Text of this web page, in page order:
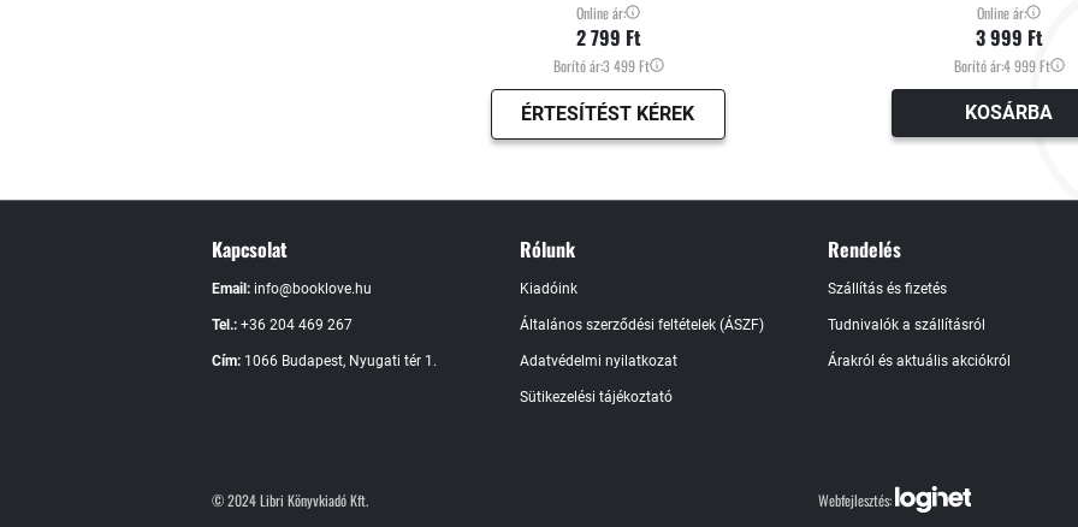
Online ár:
2 799 Ft
Borító ár:3 499 Ft
ÉRTESÍTÉST KÉREK
Online ár:
3 999 Ft
Borító ár:4 999 Ft
KOSÁRBA
Kapcsolat
Email: info@booklove.hu
Tel.: +36 204 469 267
Cím: 1066 Budapest, Nyugati tér 1.
Rólunk
Kiadóink
Általános szerződési feltételek (ÁSZF)
Adatvédelmi nyilatkozat
Sütikezelési tájékoztató
Rendelés
Szállítás és fizetés
Tudnivalók a szállításról
Árakról és aktuális akciókról
© 2024 Libri Könyvkiadó Kft. Webfejlesztés: